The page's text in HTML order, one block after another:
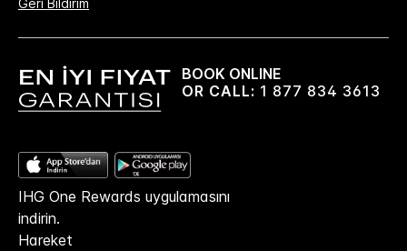
BOOK ONLINE
OR CALL: 1 877 834 3613
IHG One Rewards uygulamasını
indirin.
Hareket